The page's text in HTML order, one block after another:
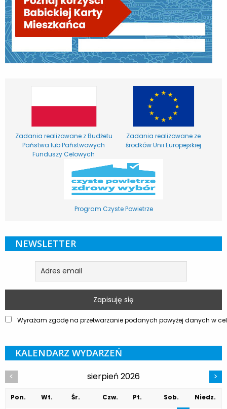
Zadania realizowane z Budżetu
Państwa lub Państwowych
Funduszy Celowych
Zadania realizowane ze
środków Unii Europejskiej
Program Czyste Powietrze
NEWSLETTER
Wyrażam zgodę na przetwarzanie podanych powyżej danych w
KALENDARZ WYDARZEŃ
< sierpień 2026 >
Pon. Wt. Śr. Czw. Pt. Sob.
Niedz.